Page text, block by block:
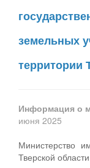
земельных
территории
Информация о
июня 2025
Министерство
Тверской